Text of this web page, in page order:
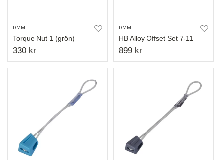
DMM
Torque Nut 1 (grön)
330 kr
DMM
HB Alloy Offset Set 7-11
899 kr